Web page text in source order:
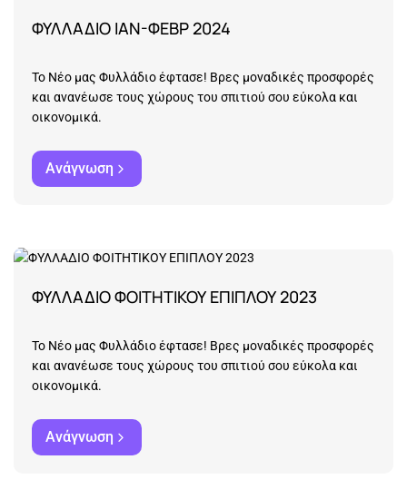
ΦΥΛΛΑΔΙΟ ΙΑΝ-ΦΕΒΡ 2024
Το Νέο μας Φυλλάδιο έφτασε! Βρες μοναδικές προσφορές
και ανανέωσε τους χώρους του σπιτιού σου εύκολα και
οικονομικά.
Ανάγνωση
ΦΥΛΛΑΔΙΟ ΦΟΙΤΗΤΙΚΟΥ ΕΠΙΠΛΟΥ 2023
Το Νέο μας Φυλλάδιο έφτασε! Βρες μοναδικές προσφορές
και ανανέωσε τους χώρους του σπιτιού σου εύκολα και
οικονομικά.
Ανάγνωση